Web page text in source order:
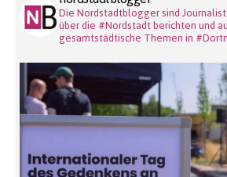
Die Nordstadtblogger sind
über die #Nordstadt berichten und
gesamtstädtische Themen in